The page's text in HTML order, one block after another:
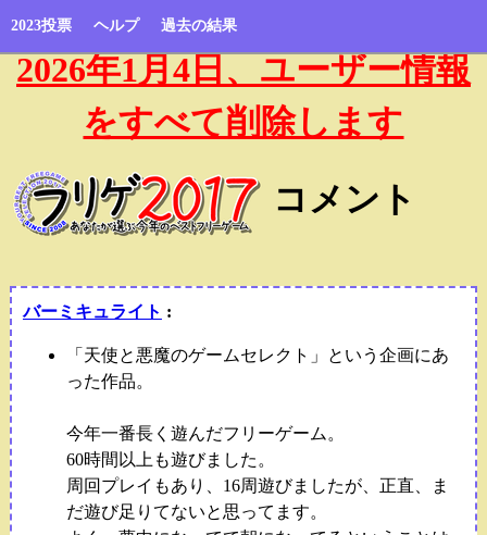
2023投票 ヘルプ 過去の結果
2026年1月4日、ユーザー情報
をすべて削除します
コメント
バーミキュライト :
「天使と悪魔のゲームセレクト」という企画にあ
った作品。
今年一番長く遊んだフリーゲーム。
60時間以上も遊びました。
周回プレイもあり、16周遊びましたが、正直、ま
だ遊び足りてないと思ってます。